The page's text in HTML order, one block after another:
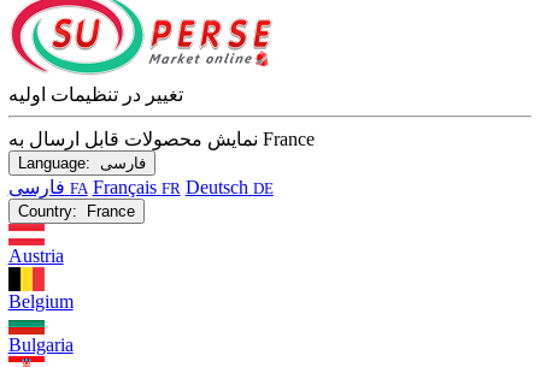
تغییر در تنظیمات اولیه
نمایش محصولات قابل ارسال به France
Language: فارسی
فارسی FA Français FR Deutsch DE
Country:
France
Austria
Belgium
Bulgaria